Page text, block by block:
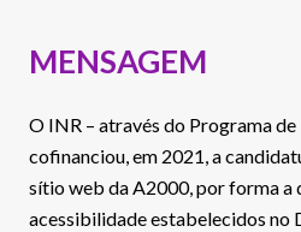
MENSAGEM
O INR – através do Programa
cofinanciou, em 2021, a
sítio web da A2000, por forma a
acessibilidade estabelecidos no